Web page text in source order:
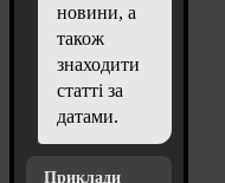
новини, а
також
знаходити
статті за
датами.
Приклади